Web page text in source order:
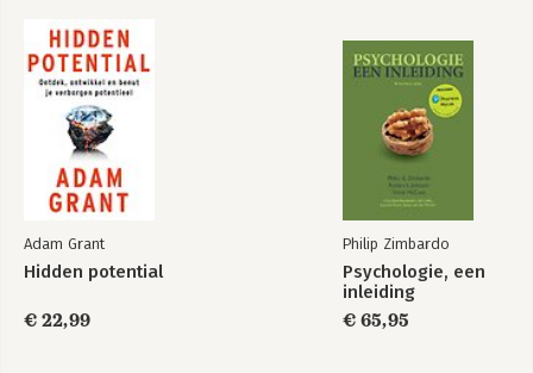
Dankwoord 201
Begrippenlijst 205
Mijn pareltjes 208
Adam Grant
Hidden potential
€ 22,99
Philip Zimbardo
Psychologie, een
inleiding
€ 65,95